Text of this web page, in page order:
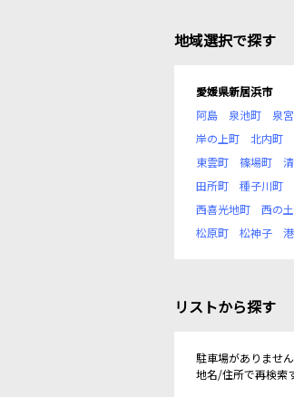
地域選択で探す
愛媛県新居浜市
阿島
泉池町 泉
岸の上町
北内町
東雲町
篠場町
田所町
種子川町
西喜光地町
西の
松原町
松神子
リストから探す
駐車場がありません
地名/住所で再検索